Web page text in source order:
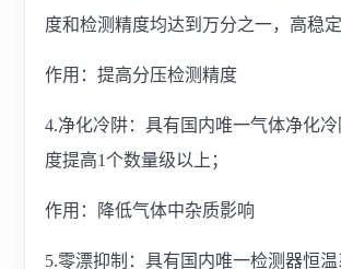
度和检测精度均达到万分之一，高
作用：提高分压检测精度
4.净化冷阱：具有国内唯一气体净化
度提高1个数量级以上；
作用：降低气体中杂质影响
5.零漂抑制：具有国内唯一检测器恒